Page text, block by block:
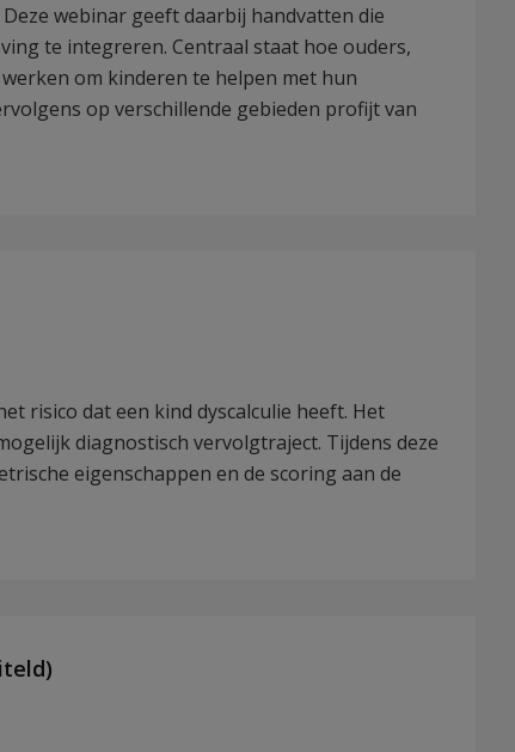
webinar geeft daarbij handvatten die
te integreren. Centraal staat hoe ouders,
om kinderen te helpen met hun
op verschillende gebieden profijt van
risico dat een kind dyscalculie heeft. Het
diagnostisch vervolgtraject. Tijdens deze
eigenschappen en de scoring aan de